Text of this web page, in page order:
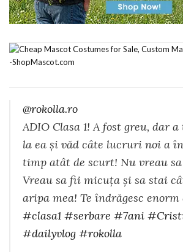
@rokolla.ro
ADIO Clasa 1! A fost greu, dar
la ea și văd câte lucruri noi a
timp atât de scurt! Nu vreau
Vreau sa fii micuța și sa stai
aripa mea! Te îndrăgesc
#clasa1 #serbare #7ani
#dailyvlog #rokolla